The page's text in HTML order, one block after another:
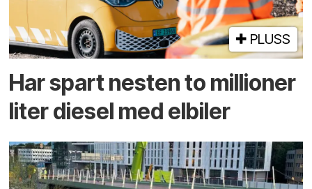
PLUSS
Har spart nesten to millioner
liter diesel med elbiler